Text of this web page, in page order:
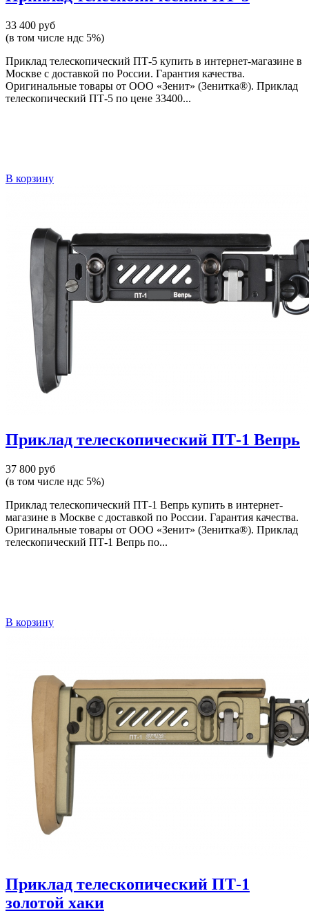
33 400 руб
(в том числе ндс 5%)
Приклад телескопический ПТ-5 купить в интернет-магазине в
Москве с доставкой по России. Гарантия качества.
Оригинальные товары от ООО «Зенит» (Зенитка®). Приклад
телескопический ПТ-5 по цене 33400...
В корзину
Приклад телескопический ПТ-1 Вепрь
37 800 руб
(в том числе ндс 5%)
Приклад телескопический ПТ-1 Вепрь купить в интернет-
магазине в Москве с доставкой по России. Гарантия качества.
Оригинальные товары от ООО «Зенит» (Зенитка®). Приклад
телескопический ПТ-1 Вепрь по...
В корзину
Приклад телескопический ПТ-1
золотой хаки